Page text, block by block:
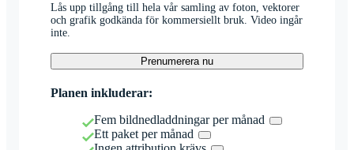
Lås upp tillgång till hela vår samling av foton, vektorer
och grafik godkända för kommersiellt bruk. Video ingår
inte.
Prenumerera nu
Planen inkluderar:
Fem bildnedladdningar per månad
Ett paket per månad